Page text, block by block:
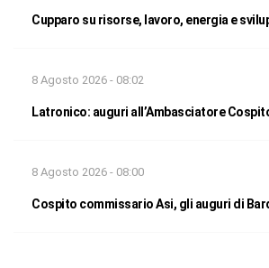
Cupparo su risorse, lavoro, energia e
8 Agosto 2026 - 08:02
Latronico: auguri all’Ambasciatore
8 Agosto 2026 - 08:00
Cospito commissario Asi, gli auguri di